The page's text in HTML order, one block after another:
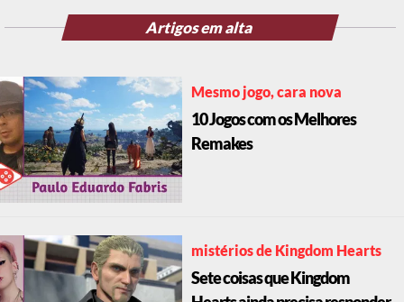
Artigos em alta
Mesmo jogo, cara nova
10 Jogos com os Melhores
Remakes
mistérios de Kingdom Hearts
Sete coisas que Kingdom